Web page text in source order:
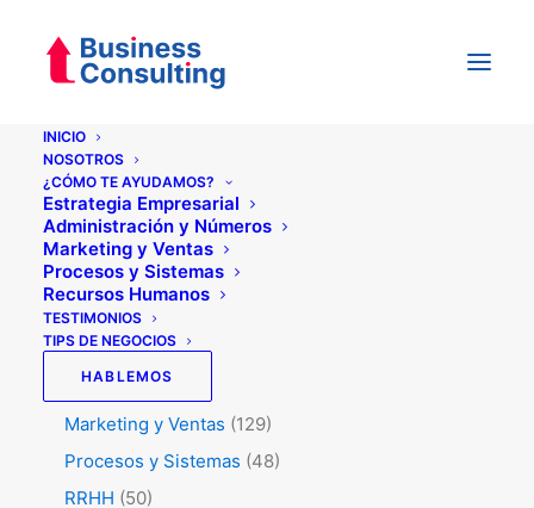
INICIO
NOSOTROS
¿CÓMO TE AYUDAMOS?
Estrategia Empresarial
Administración y Números
Marketing y Ventas
Procesos y Sistemas
Recursos Humanos
TESTIMONIOS
TIPS DE NEGOCIOS
HABLEMOS
Categorías
Testimonios(5)
Tips de Negocios
Administración y Números
Estrategia(74)
Marketing y Ventas (129)
Procesos y Sistemas (48)
RRHH (50)